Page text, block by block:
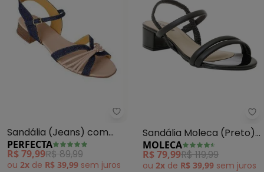
Perfecta - Sandália (Jeans)
Sandália (Jeans) com
Detalhes na Cor Bege
PERFECTA
R$ 79,99R$ 89,99
ou 2x de R$ 39,99 sem juros
Sandália Moleca (Preto)
em Sintético
MOLECA
R$ 79,99R$ 119,99
ou 2x de R$ 39,99 sem juros